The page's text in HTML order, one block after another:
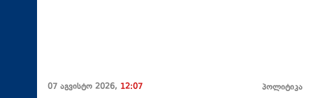
07 აგვისტო 2026, 12:07 პოლიტიკა